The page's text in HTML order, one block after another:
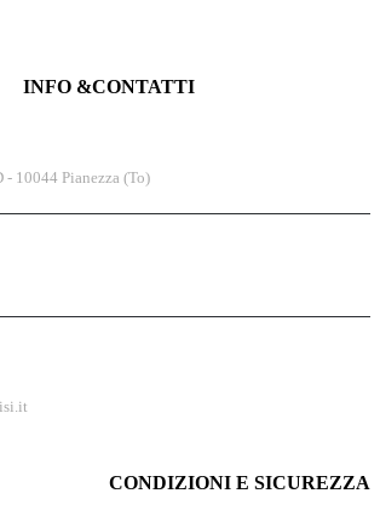
INFO &CONTATTI
10044 Pianezza (To)
CONDIZIONI E SICUREZZA